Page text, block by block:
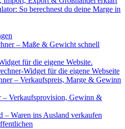
So berechnest du deine Marge in
– Maße & Gewicht schnell
für die eigene Website.
Widget für die eigene Webseite
– Verkaufspreis, Marge & Gewinn
– Verkaufsprovision, Gewinn &
– Waren ins Ausland verkaufen